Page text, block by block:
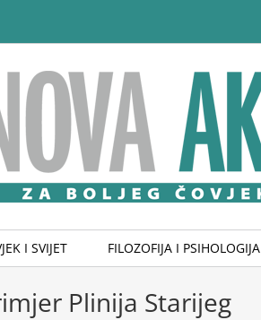
I SVIJET FILOZOFIJA I PSIHOLOGIJA
Plinija Starijeg